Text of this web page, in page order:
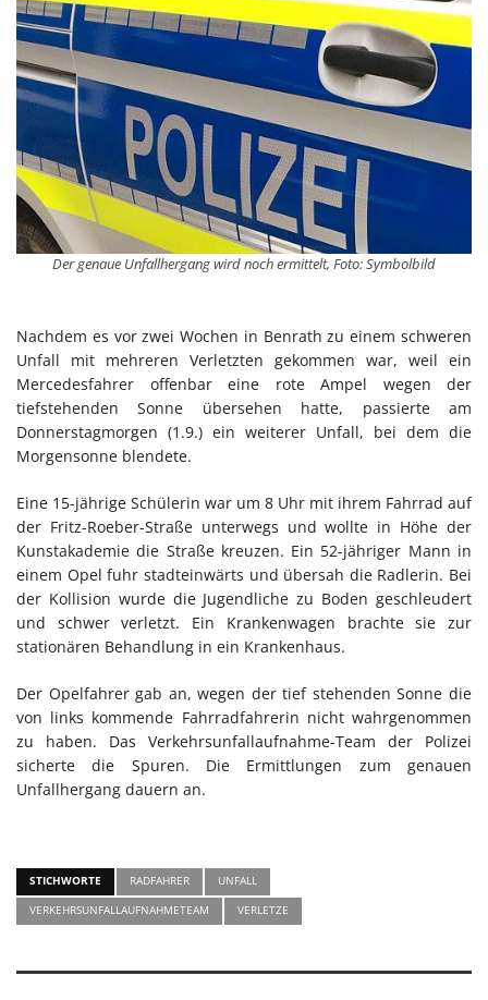
Der genaue Unfallhergang wird noch ermittelt, Foto: Symbolbild
Nachdem es vor zwei Wochen in Benrath zu einem schweren
Unfall mit mehreren Verletzten gekommen war, weil ein
Mercedesfahrer offenbar eine rote Ampel wegen der
tiefstehenden Sonne übersehen hatte, passierte am
Donnerstagmorgen (1.9.) ein weiterer Unfall, bei dem die
Morgensonne blendete.
Eine 15-jährige Schülerin war um 8 Uhr mit ihrem Fahrrad auf
der Fritz-Roeber-Straße unterwegs und wollte in Höhe der
Kunstakademie die Straße kreuzen. Ein 52-jähriger Mann in
einem Opel fuhr stadteinwärts und übersah die Radlerin. Bei
der Kollision wurde die Jugendliche zu Boden geschleudert
und schwer verletzt. Ein Krankenwagen brachte sie zur
stationären Behandlung in ein Krankenhaus.
Der Opelfahrer gab an, wegen der tief stehenden Sonne die
von links kommende Fahrradfahrerin nicht wahrgenommen
zu haben. Das Verkehrsunfallaufnahme-Team der Polizei
sicherte die Spuren. Die Ermittlungen zum genauen
Unfallhergang dauern an.
STICHWORTE RADFAHRER
UNFALL
VERKEHRSUNFALLAUFNAHMETEAM
VERLETZE